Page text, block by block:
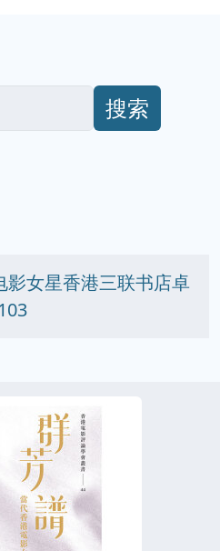
搜索
影女星香港三联书店卓